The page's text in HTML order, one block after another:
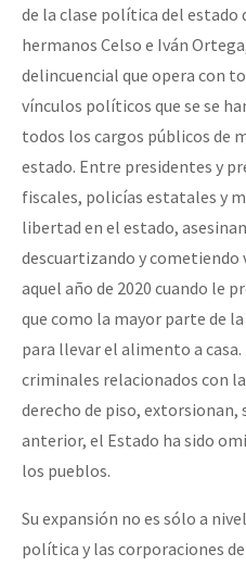
de la clase política del estado
hermanos Celso e Iván
delincuencial que opera con
vínculos políticos que se se
todos los cargos públicos de
estado. Entre presidentes y
fiscales, policías estatales y
libertad en el estado,
descuartizando y
aquel año de 2020 cuando le
que como la mayor parte de
para llevar el alimento a
criminales relacionados con
derecho de piso, extorsionan,
anterior, el Estado ha sido
los pueblos.
Su expansión no es sólo a
política y las corporaciones